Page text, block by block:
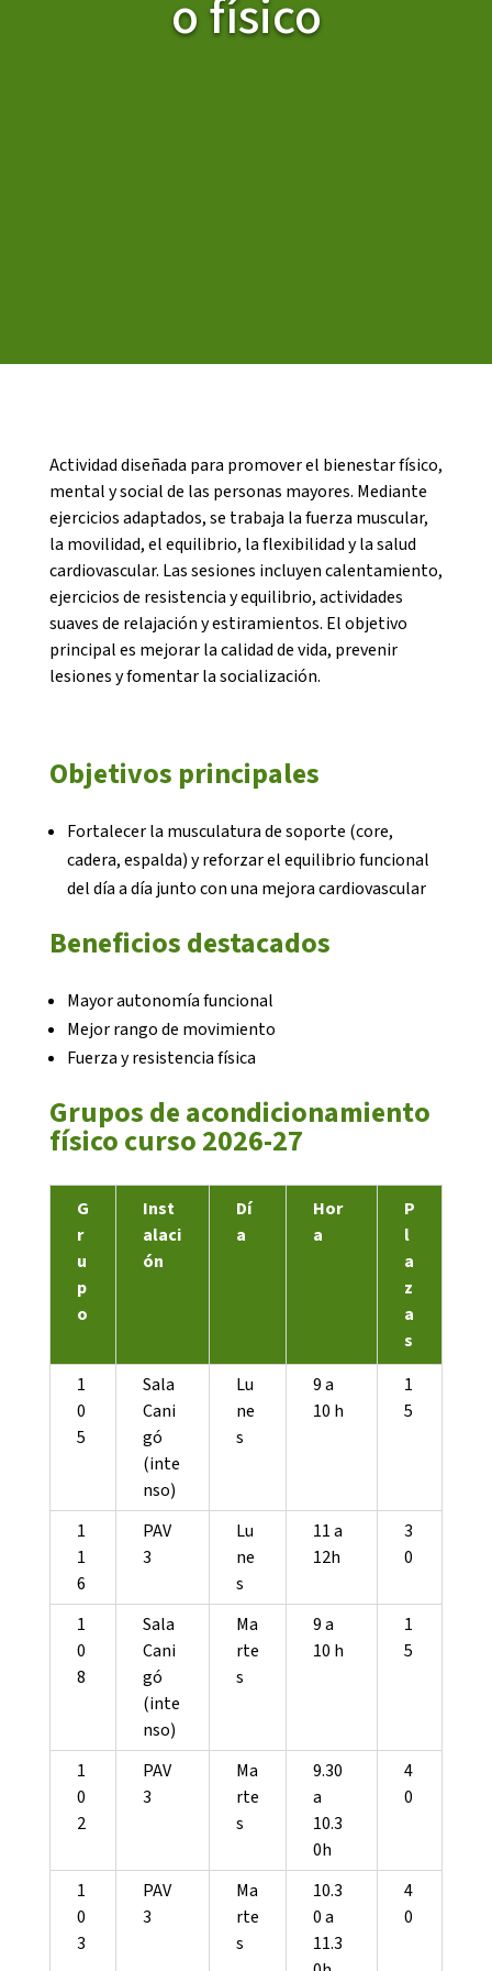
o físico
Actividad diseñada para promover el bienestar físico,
mental y social de las personas mayores. Mediante
ejercicios adaptados, se trabaja la fuerza muscular,
la movilidad, el equilibrio, la flexibilidad y la salud
cardiovascular. Las sesiones incluyen calentamiento,
ejercicios de resistencia y equilibrio, actividades
suaves de relajación y estiramientos. El objetivo
principal es mejorar la calidad de vida, prevenir
lesiones y fomentar la socialización.
Objetivos principales
Fortalecer la musculatura de soporte (core,
cadera, espalda) y reforzar el equilibrio funcional
del día a día junto con una mejora cardiovascular
Beneficios destacados
Mayor autonomía funcional
Mejor rango de movimiento
Fuerza y resistencia física
Grupos de acondicionamiento
físico curso 2026-27
G
r
u
p
o
Inst
alaci
ón
Dí
a
Hor
a
P
l
a
z
a
s
1
0
5
Sala
Cani
gó
(inte
nso)
Lu
ne
s
9 a
10 h
1
5
1
1
6
PAV
3
Lu
ne
s
11 a
12h
3
0
1
0
8
Sala
Cani
gó
(inte
nso)
Ma
rte
s
9 a
10 h
1
5
1
0
2
PAV
3
Ma
rte
s
9.30
a
10.3
0h
4
0
1
0
3
PAV
3
Ma
rte
s
10.3
0 a
11.3
4
0
SUPORT TERCER SECTOR
CONEIX FUNDESPLAI
Missió i valors
Els comptes clars
Memòria d'activitats
Diari de la Fundació
Xarxes socials
COL·LABORA
Fes un donatiu
Treballa amb nosaltres